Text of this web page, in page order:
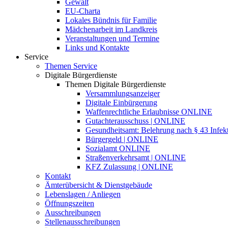
EU-Charta
Lokales Bündnis für Familie
Mädchenarbeit im Landkreis
Veranstaltungen und Termine
Links und Kontakte
Service
Themen Service
Digitale Bürgerdienste
Themen Digitale Bürgerdienste
Versammlungsanzeiger
Digitale Einbürgerung
Waffenrechtliche Erlaubnisse ONLINE
Gutachterausschuss | ONLINE
Gesundheitsamt: Belehrung nach § 43
Bürgergeld | ONLINE
Sozialamt ONLINE
Straßenverkehrsamt | ONLINE
KFZ Zulassung | ONLINE
Kontakt
Ämterübersicht & Dienstgebäude
Lebenslagen / Anliegen
Öffnungszeiten
Ausschreibungen
Stellenausschreibungen